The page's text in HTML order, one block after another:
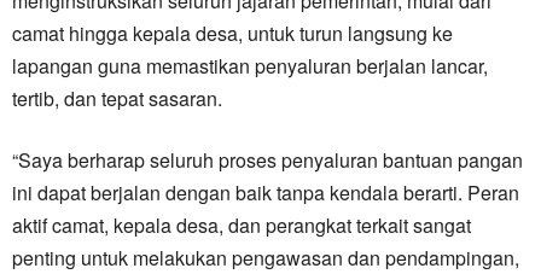
camat hingga kepala desa, untuk turun langsung ke
lapangan guna memastikan penyaluran berjalan lancar,
tertib, dan tepat sasaran.
“Saya berharap seluruh proses penyaluran bantuan pangan
ini dapat berjalan dengan baik tanpa kendala berarti. Peran
aktif camat, kepala desa, dan perangkat terkait sangat
penting untuk melakukan pengawasan dan pendampingan,